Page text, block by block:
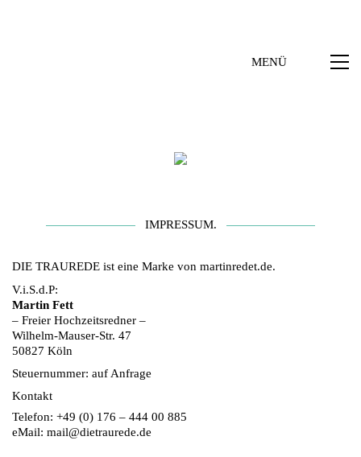
MENÜ
IMPRESSUM.
DIE TRAUREDE ist eine Marke von martinredet.de.
V.i.S.d.P:
Martin Fett
– Freier Hochzeitsredner –
Wilhelm-Mauser-Str. 47
50827 Köln
Steuernummer: auf Anfrage
Kontakt
Telefon: +49 (0) 176 – 444 00 885
eMail: mail@dietraurede.de